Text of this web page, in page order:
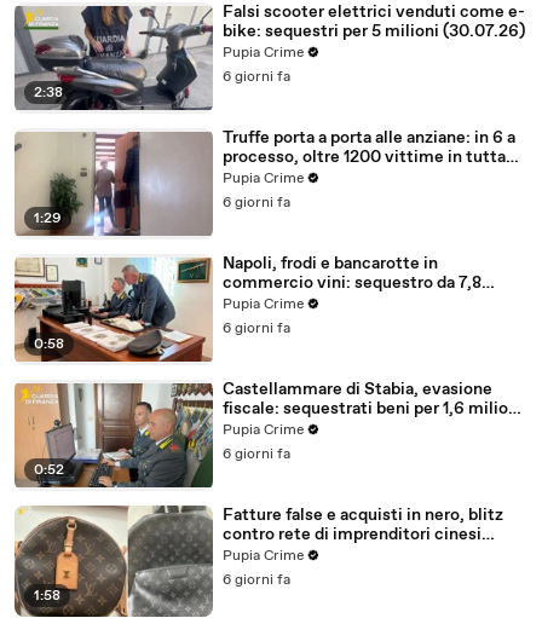
2:38
Falsi scooter elettrici venduti come e-
bike: sequestri per 5 milioni (30.07.26)
Pupia Crime
6 giorni fa
1:29
Truffe porta a porta alle anziane: in 6 a
processo, oltre 1200 vittime in tutta
Italia (30.07.26)
Pupia Crime
6 giorni fa
0:58
Napoli, frodi e bancarotte in
commercio vini: sequestro da 7,8
milioni (30.07.26)
Pupia Crime
6 giorni fa
0:52
Castellammare di Stabia, evasione
fiscale: sequestrati beni per 1,6 milioni
ad un consorzio navale (29.07.26)
Pupia Crime
6 giorni fa
1:58
Fatture false e acquisti in nero, blitz
contro rete di imprenditori cinesi
sequestri per 8,5 milioni (29.07.26)
Pupia Crime
6 giorni fa